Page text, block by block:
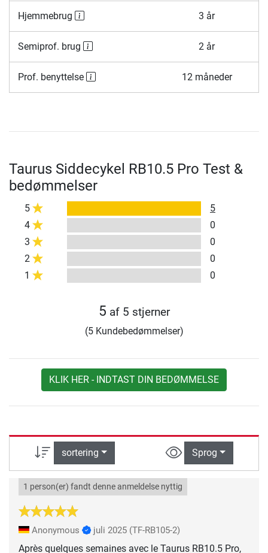
Hjemmebrug 3 år
Semiprof. brug 2 år
Prof. benyttelse 12 måneder
Taurus Siddecykel RB10.5 Pro Test &
bedømmelser
5
5
4
0
3
0
2
0
1
0
5 af 5 stjerner
(5 Kundebedømmelser)
KLIK HER - INDTAST DIN BEDØMMELSE
sortering Sprog
1 person(er) fandt denne anmeldelse nyttig
Anonymous juli 2025 (TF-RB105-2)
Après quelques semaines avec le Taurus RB10.5 Pro,